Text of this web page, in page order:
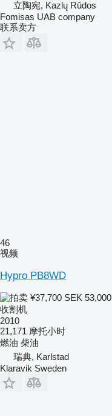
立陶宛, Kazlų Rūdos
Fomisas UAB company
联系卖方
46
视频
Hypro PB8WD
¥37,700 SEK 53,000
收割机
2010
21,171 摩托小时
燃油 柴油
瑞典, Karlstad
Klaravik Sweden